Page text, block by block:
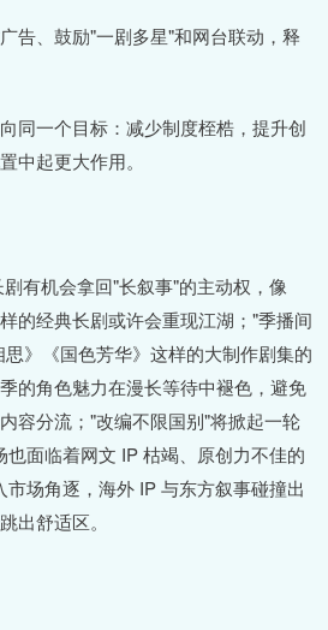
告、鼓励"一剧多星"和网台联动，释
同一个目标：减少制度桎梏，提升创
中起更大作用。
有机会拿回"长叙事"的主动权，像
的经典长剧或许会重现江湖；"季播间
》《国色芳华》这样的大制作剧集的
的角色魅力在漫长等待中褪色，避免
容分流；"改编不限国别"将掀起一轮
面临着网文 IP 枯竭、原创力不佳的
场角逐，海外 IP 与东方叙事碰撞出
出舒适区。